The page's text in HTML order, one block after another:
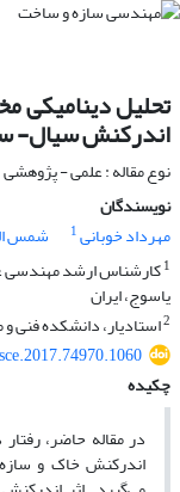
تحلیل دینامیکی
اندرکنش سیال-
نوع مقاله : علمی - پژوهشی
نویسندگان
مهرداد خوبانی1 شمس
1کارشناس ارشد مهندسی
یاسوج، ایران
2استادیار، دانشکده فنی
چکیده
در مقاله حاضر،
اندرکنش خاک و